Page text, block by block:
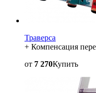
Траверса
+ Компенсация
от 7 270Купить